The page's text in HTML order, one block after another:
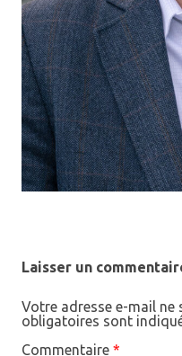
Laisser un
Votre adresse e-mail ne
obligatoires sont
Commentaire *